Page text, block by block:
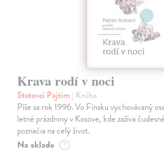
Krava rodí v noci
Statovci Pajtim | Kniha
Píše sa rok 1996. Vo Fínsku vychovávaný
letné prázdniny v Kosove, kde zažíva
poznačia na celý život.
Na sklade ?